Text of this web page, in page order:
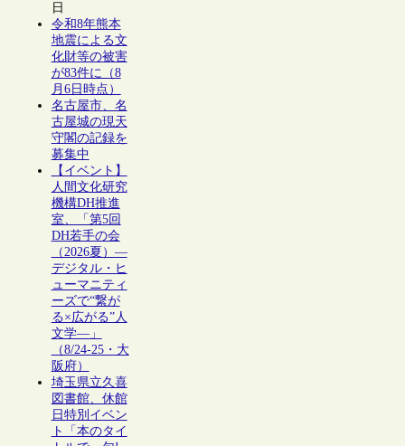
日
令和8年熊本
地震による文
化財等の被害
が83件に（8
月6日時点）
名古屋市、名
古屋城の現天
守閣の記録を
募集中
【イベント】
人間文化研究
機構DH推進
室、「第5回
DH若手の会
（2026夏）―
デジタル・ヒ
ューマニティ
ーズで“繋が
る×広がる”人
文学―」
（8/24-25・大
阪府）
埼玉県立久喜
図書館、休館
日特別イベン
ト「本のタイ